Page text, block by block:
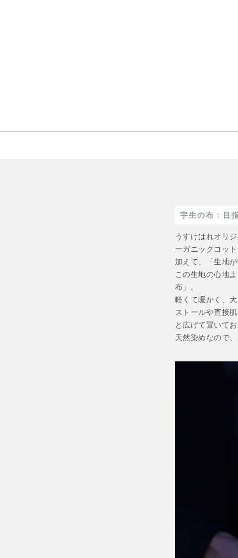
宇生の布：目
うすけはれオリ
ーガニックコッ
加えて、「生地
この生地の心地
布」。
軽くて暖かく、
ストールや直接
と広げて置いて
天然染めなので